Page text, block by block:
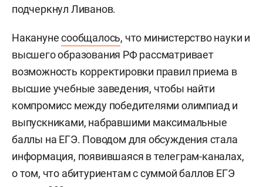
подчеркнул Ливанов.
Наканунесообщалось, что министерство науки и
высшего образования РФ рассматривает
возможность корректировки правил приема в
высшие учебные заведения, чтобы найти
компромисс между победителями олимпиад и
выпускниками, набравшими максимальные
баллы на ЕГЭ. Поводом для обсуждения стала
информация, появившаяся в телеграм-каналах,
о том, что абитуриентам с суммой баллов ЕГЭ